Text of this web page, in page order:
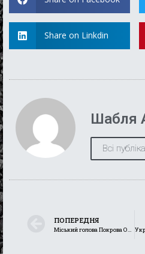
Share on Linkdin
Шабля
Всі
ПОПЕРЕДНЯ
Міський голова Покрова Олександр Шаповал: розповів про ситуацію в місті під час брифінгу в Дніпропетровській обласній державній адміністрації